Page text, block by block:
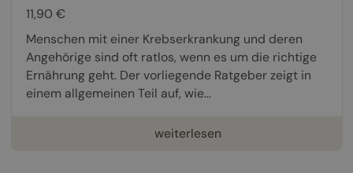
11,90 €
Menschen mit einer Krebserkrankung und deren
Angehörige sind oft ratlos, wenn es um die richtige
Ernährung geht. Der vorliegende Ratgeber zeigt in
einem allgemeinen Teil auf, wie...
weiterlesen